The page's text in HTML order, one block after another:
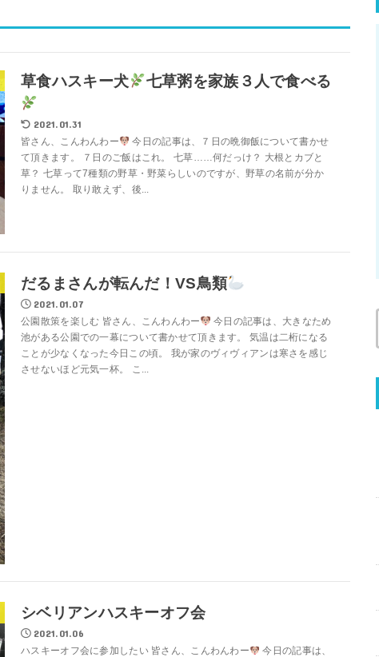
草食ハスキー犬 七草粥を家族３人で食べる
2021.01.31
皆さん、こんわんわー
今日の記事は、７日の晩御飯について書かせ
て頂きます。 ７日のご飯はこれ。 七草……何だっけ？ 大根とカブと
草？ 七草って7種類の野草・野菜らしいのですが、野草の名前が分か
りません。 取り敢えず、後...
だるまさんが転んだ！VS鳥類
2021.01.07
公園散策を楽しむ 皆さん、こんわんわー
今日の記事は、大きなため
池がある公園での一幕について書かせて頂きます。 気温は二桁になる
ことが少なくなった今日この頃。 我が家のヴィヴィアンは寒さを感じ
させないほど元気一杯。 こ...
シベリアンハスキーオフ会
2021.01.06
ハスキーオフ会に参加したい 皆さん、こんわんわー
今日の記事は、